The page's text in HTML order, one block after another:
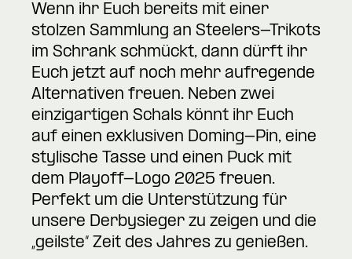
Wenn ihr Euch bereits mit einer
stolzen Sammlung an Steelers-Trikots
im Schrank schmückt, dann dürft ihr
Euch jetzt auf noch mehr aufregende
Alternativen freuen. Neben zwei
einzigartigen Schals könnt ihr Euch
auf einen exklusiven Doming-Pin, eine
stylische Tasse und einen Puck mit
dem Playoff-Logo 2025 freuen.
Perfekt um die Unterstützung für
unsere Derbysieger zu zeigen und die
„geilste“ Zeit des Jahres zu genießen.